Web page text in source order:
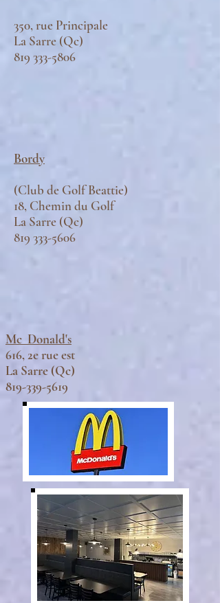
350, rue Principale
La Sarre (Qc)
819 333-5806
Bordy
(Club de Golf Beattie)
18, Chemin du Golf
La Sarre (Qc)
819 333-5606
Mc Donald's
616, 2e rue est
La Sarre (Qc)
819-339-5619